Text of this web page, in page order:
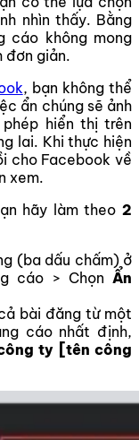
nhìn thấy. Bằng
cáo không mong
đơn giản.
, bạn không thể
ẩn chúng sẽ ảnh
hiển thị trên
lai. Khi thực hiện
cho Facebook về
xem.
hãy làm theo 2
(ba dấu chấm) ở
cáo > Chọn Ẩn
bài đăng từ một
cáo nhất định,
ty [tên công